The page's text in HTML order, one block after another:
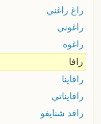
راغ راغني
راغوني
راغوه
رافا
رافاينا
رافايناتي
رافد شنايفو